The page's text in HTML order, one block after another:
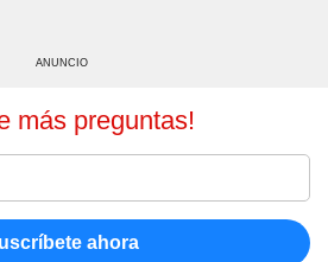
ANUNCIO
más preguntas!
ahora